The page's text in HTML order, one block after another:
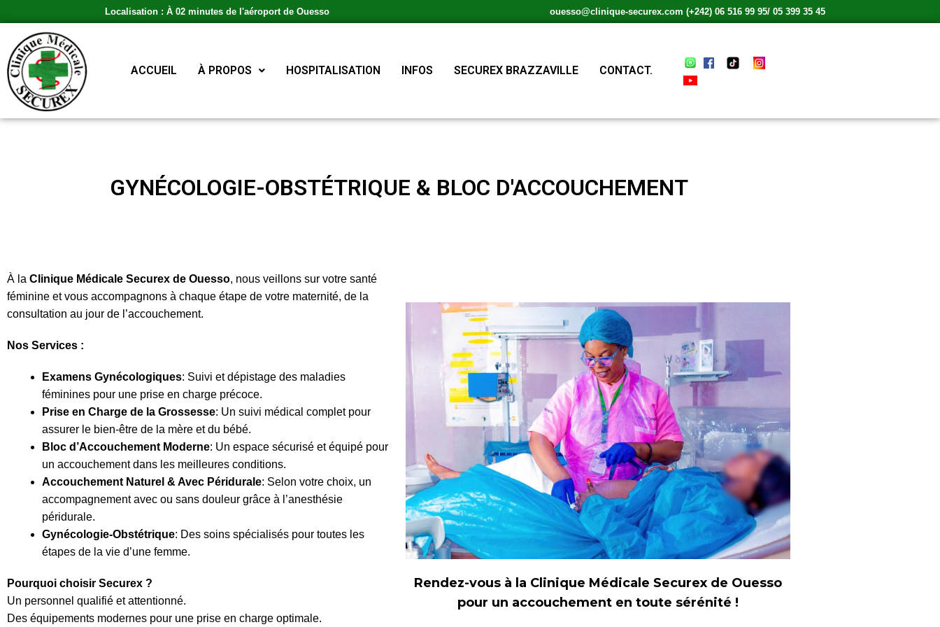
Localisation : À 02 minutes de l'aéroport de Ouesso ouesso@clinique-securex.com (+242) 06 516 99 95/ 05 399 35 45
ACCUEIL À PROPOS HOSPITALISATION INFOS SECUREX BRAZZAVILLE CONTACT.
GYNÉCOLOGIE-OBSTÉTRIQUE & BLOC D'ACCOUCHEMENT
À la Clinique Médicale Securex de Ouesso, nous veillons sur votre santé
féminine et vous accompagnons à chaque étape de votre maternité, de la
consultation au jour de l’accouchement.
Nos Services :
Examens Gynécologiques: Suivi et dépistage des maladies
féminines pour une prise en charge précoce.
Prise en Charge de la Grossesse: Un suivi médical complet pour
assurer le bien-être de la mère et du bébé.
Bloc d’Accouchement Moderne: Un espace sécurisé et équipé pour
un accouchement dans les meilleures conditions.
Accouchement Naturel & Avec Péridurale: Selon votre choix, un
accompagnement avec ou sans douleur grâce à l’anesthésie
péridurale.
Gynécologie-Obstétrique: Des soins spécialisés pour toutes les
étapes de la vie d’une femme.
Pourquoi choisir Securex ?
Un personnel qualifié et attentionné.
Des équipements modernes pour une prise en charge optimale.
Rendez-vous à la Clinique Médicale Securex de Ouesso
pour un accouchement en toute sérénité !